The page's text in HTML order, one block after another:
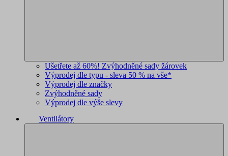
Ušetřete až 60%! Zvýhodněné sady žárovek
Výprodej dle typu - sleva 50 % na vše*
Výprodej dle značky
Zvýhodněné sady
Výprodej dle výše slevy
Ventilátory